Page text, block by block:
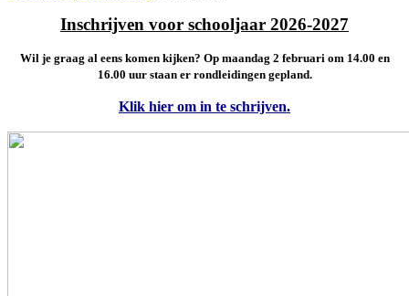
Inschrijven voor schooljaar 2026-2027
Wil je graag al eens komen kijken? Op maandag 2 februari om 14.00 en
16.00 uur staan er rondleidingen gepland.
Klik hier om in te schrijven.